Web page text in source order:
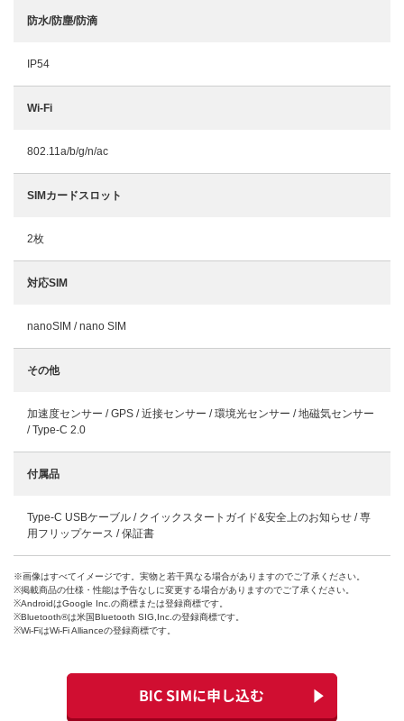
防水/防塵/防滴
IP54
Wi-Fi
802.11a/b/g/n/ac
SIMカードスロット
2枚
対応SIM
nanoSIM / nano SIM
その他
加速度センサー / GPS / 近接センサー / 環境光センサー / 地磁気センサー
/ Type-C 2.0
付属品
Type-C USBケーブル / クイックスタートガイド&安全上のお知らせ / 専
用フリップケース / 保証書
※画像はすべてイメージです。実物と若干異なる場合がありますのでご了承ください。
※掲載商品の仕様・性能は予告なしに変更する場合がありますのでご了承ください。
※AndroidはGoogle Inc.の商標または登録商標です。
※Bluetooth®は米国Bluetooth SIG,Inc.の登録商標です。
※Wi-FiはWi-Fi Allianceの登録商標です。